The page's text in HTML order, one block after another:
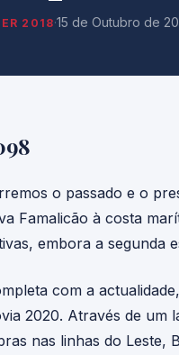
2018·15 de Outubro de
o passado e o
Famalicão à costa
embora a segunda
com a
2020. Através de
nas linhas do Leste,